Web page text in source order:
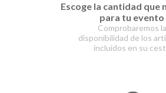
Escoge la cantidad que
para tu evento
Comprobaremos la
disponibilidad de los
incluidos en su